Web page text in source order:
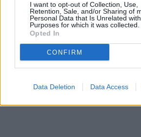
I want to opt-out of Collection, Use,
Retention, Sale, and/or Sharing of
Personal Data that Is Unrelated
Purposes for which it was collected.
Opted In
CONFIRM
Data Deletion Data Access